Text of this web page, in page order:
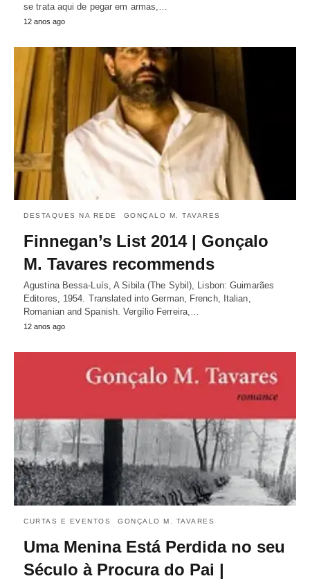
se trata aqui de pegar em armas,…
12 anos ago
DESTAQUES NA REDE GONÇALO M. TAVARES
Finnegan’s List 2014 | Gonçalo
M. Tavares recommends
Agustina Bessa-Luís, A Sibila (The Sybil), Lisbon: Guimarães
Editores, 1954. Translated into German, French, Italian,
Romanian and Spanish. Vergílio Ferreira,…
12 anos ago
CURTAS E EVENTOS GONÇALO M. TAVARES
Uma Menina Está Perdida no seu
Século à Procura do Pai |